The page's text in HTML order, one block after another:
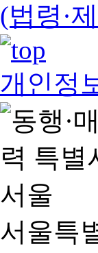
(법령·
개인정
서울특